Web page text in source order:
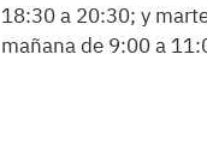
18:30 a 20:30; y
mañana de 9:00 a